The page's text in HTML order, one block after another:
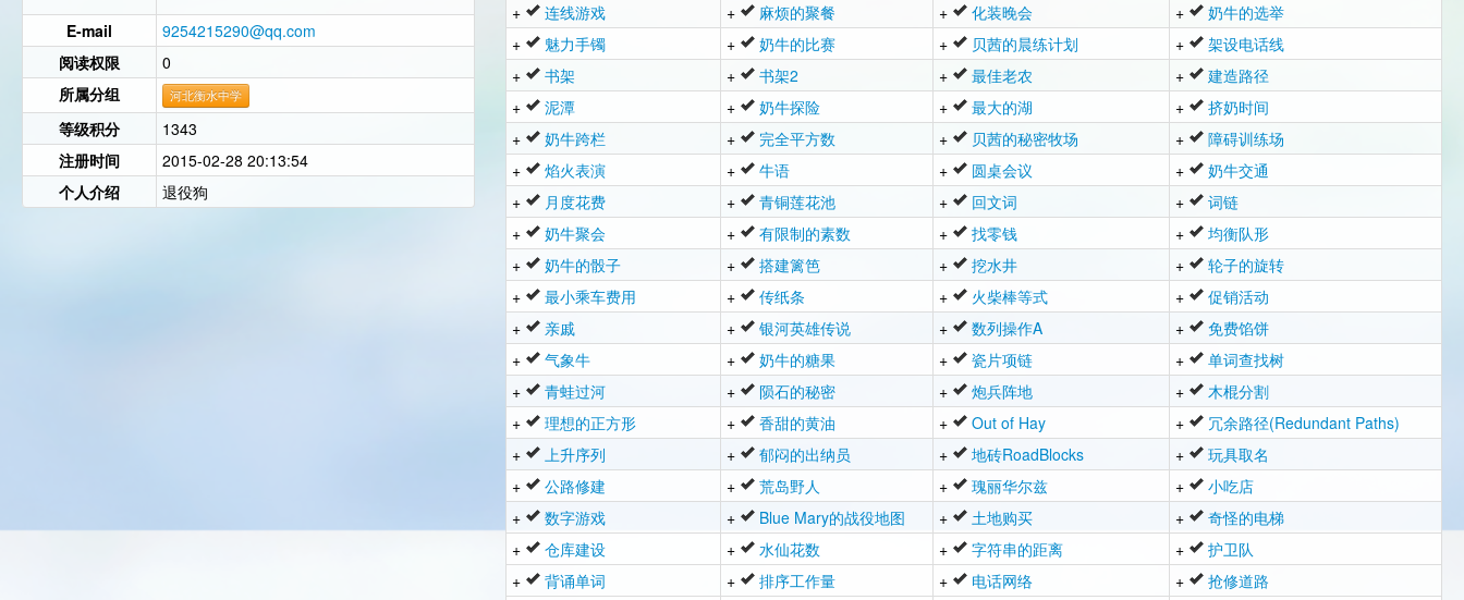
E-mail
9254215290@qq.com
阅读权限
0
所属分组
河北衡水中学
等级积分
1343
注册时间
2015-02-28 20:13:54
个人介绍
退役狗
+
连线游戏 + 麻烦的聚餐 + 化装晚会 +
奶牛的选举
+
魅力手镯 + 奶牛的比赛 + 贝茜的晨练计划 +
架设电话线
+
书架 + 书架2 + 最佳老农 +
建造路径
+
泥潭 + 奶牛探险 + 最大的湖 +
挤奶时间
+
奶牛跨栏 + 完全平方数 + 贝茜的秘密牧场 +
障碍训练场
+
焰火表演 + 牛语 + 圆桌会议 +
奶牛交通
+
月度花费 + 青铜莲花池 + 回文词 +
词链
+
奶牛聚会 + 有限制的素数 + 找零钱 +
均衡队形
+
奶牛的骰子 + 搭建篱笆 + 挖水井 +
轮子的旋转
+
最小乘车费用 + 传纸条 + 火柴棒等式 +
促销活动
+
亲戚 + 银河英雄传说 + 数列操作A +
免费馅饼
+
气象牛 + 奶牛的糖果 + 瓷片项链 +
单词查找树
+
青蛙过河 + 陨石的秘密 + 炮兵阵地 +
木棍分割
+
理想的正方形 + 香甜的黄油 + Out of Hay +
冗余路径(Redundant Paths)
+
上升序列 + 郁闷的出纳员 + 地砖RoadBlocks +
玩具取名
+
公路修建 + 荒岛野人 + 瑰丽华尔兹 +
小吃店
+
数字游戏 + Blue Mary的战役地图 + 土地购买 +
奇怪的电梯
+
仓库建设 + 水仙花数 + 字符串的距离 +
护卫队
+
背诵单词 + 排序工作量 + 电话网络 +
抢修道路